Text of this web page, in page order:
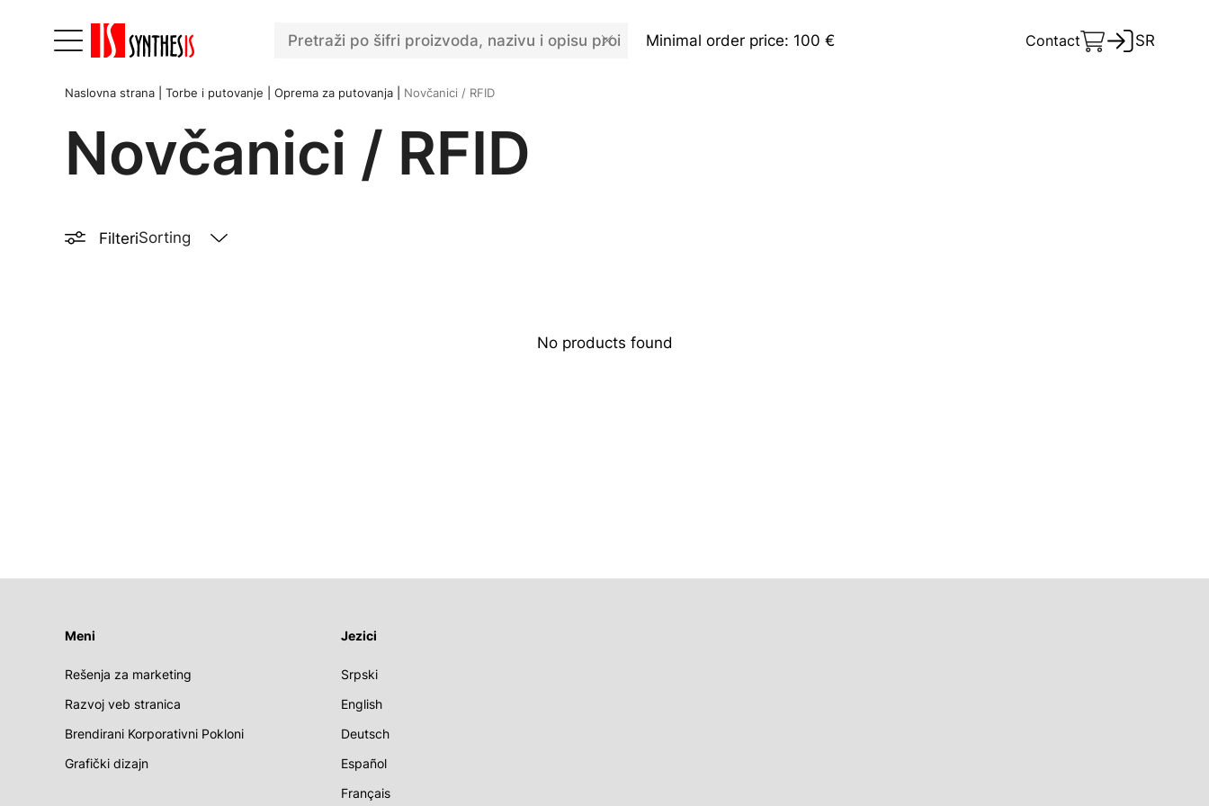
Minimal order price: 100 € Contact SR
Naslovna strana Torbe i putovanje Oprema za putovanja Novčanici / RFID
Novčanici / RFID
Filteri
No products found
Meni
Rešenja za marketing
Razvoj veb stranica
Brendirani Korporativni Pokloni
Grafički dizajn
Jezici
Srpski
English
Deutsch
Español
Français